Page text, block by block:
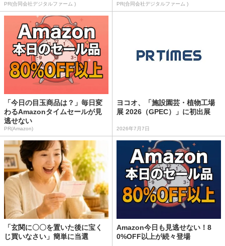
PR(合同会社デジタルファーム ) PR(合同会社デジタルファーム )
「今日の目玉商品は？」毎日変
わるAmazonタイムセールが見
逃せない
PR(Amazon)
ヨコオ、「施設園芸・植物工場
展 2026（GPEC）」に初出展
2026年7月7日
「玄関に〇〇を置いた後に宝く
じ買いなさい」簡単に当選
Amazon今日も見逃せない！8
0%OFF以上が続々登場